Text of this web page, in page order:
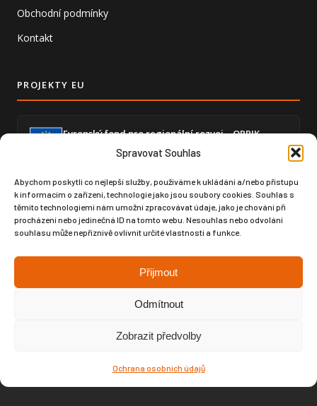
Spravovat Souhlas
Abychom poskytli co nejlepší služby, používáme k ukládání a/nebo přístupu
k informacím o zařízení, technologie jako jsou soubory cookies. Souhlas s
těmito technologiemi nám umožní zpracovávat údaje, jako je chování při
procházení nebo jedinečná ID na tomto webu. Nesouhlas nebo odvolání
souhlasu může nepříznivě ovlivnit určité vlastnosti a funkce.
Přijmout
Odmítnout
Zobrazit předvolby
Ochrana osobních údajů
Obchodní podmínky
Kontakt
PROJEKTY EU
Evropský fond pro regionální rozvoj – OPPIK
Zajištění částečné soběstačnosti výrobou elektrické
Zvýšení úrovně digitalizace – GLOBAL SPORT
ČUPA
Posílení digitální infrastruktury prostřednictvím
moderního softwaru pro produktový design a výrobní
Tvorba webových stránek
SEO